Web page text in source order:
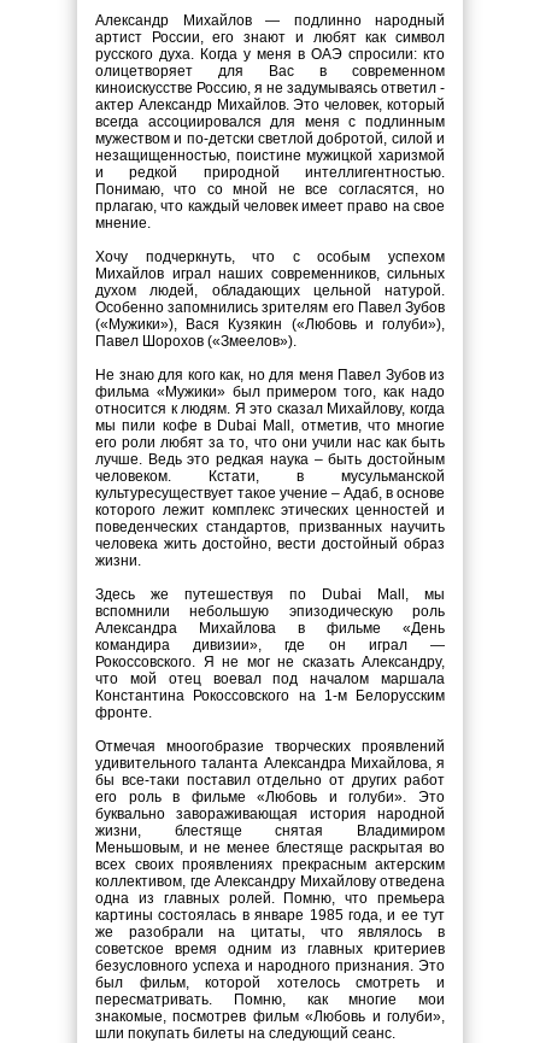
Александр Михайлов — подлинно народный
артист России, его знают и любят как символ
русского духа. Когда у меня в ОАЭ спросили: кто
олицетворяет для Вас в современном
киноискусстве Россию, я не задумываясь ответил -
актер Александр Михайлов. Это человек, который
всегда ассоциировался для меня с подлинным
мужеством и по-детски светлой добротой, силой и
незащищенностью, поистине мужицкой харизмой
и редкой природной интеллигентностью.
Понимаю, что со мной не все согласятся, но
прлагаю, что каждый человек имеет право на свое
мнение.
Хочу подчеркнуть, что с особым успехом
Михайлов играл наших современников, сильных
духом людей, обладающих цельной натурой.
Особенно запомнились зрителям его Павел Зубов
(«Мужики»), Вася Кузякин («Любовь и голуби»),
Павел Шорохов («Змеелов»).
Не знаю для кого как, но для меня Павел Зубов из
фильма «Мужики» был примером того, как надо
относится к людям. Я это сказал Михайлову, когда
мы пили кофе в Dubai Mall, отметив, что многие
его роли любят за то, что они учили нас как быть
лучше. Ведь это редкая наука – быть достойным
человеком. Кстати, в мусульманской
культуресуществует такое учение – Адаб, в основе
которого лежит комплекс этических ценностей и
поведенческих стандартов, призванных научить
человека жить достойно, вести достойный образ
жизни.
Здесь же путешествуя по Dubai Mall, мы
вспомнили небольшую эпизодическую роль
Александра Михайлова в фильме «День
командира дивизии», где он играл —
Рокоссовского. Я не мог не сказать Александру,
что мой отец воевал под началом маршала
Константина Рокоссовского на 1-м Белорусским
фронте.
Отмечая мноогобразие творческих проявлений
удивительного таланта Александра Михайлова, я
бы все-таки поставил отдельно от других работ
его роль в фильме «Любовь и голуби». Это
буквально завораживающая история народной
жизни, блестяще снятая Владимиром
Меньшовым, и не менее блестяще раскрытая во
всех своих проявлениях прекрасным актерским
коллективом, где Александру Михайлову отведена
одна из главных ролей. Помню, что премьера
картины состоялась в январе 1985 года, и ее тут
же разобрали на цитаты, что являлось в
советское время одним из главных критериев
безусловного успеха и народного признания. Это
был фильм, которой хотелось смотреть и
пересматривать. Помню, как многие мои
знакомые, посмотрев фильм «Любовь и голуби»,
шли покупать билеты на следующий сеанс.